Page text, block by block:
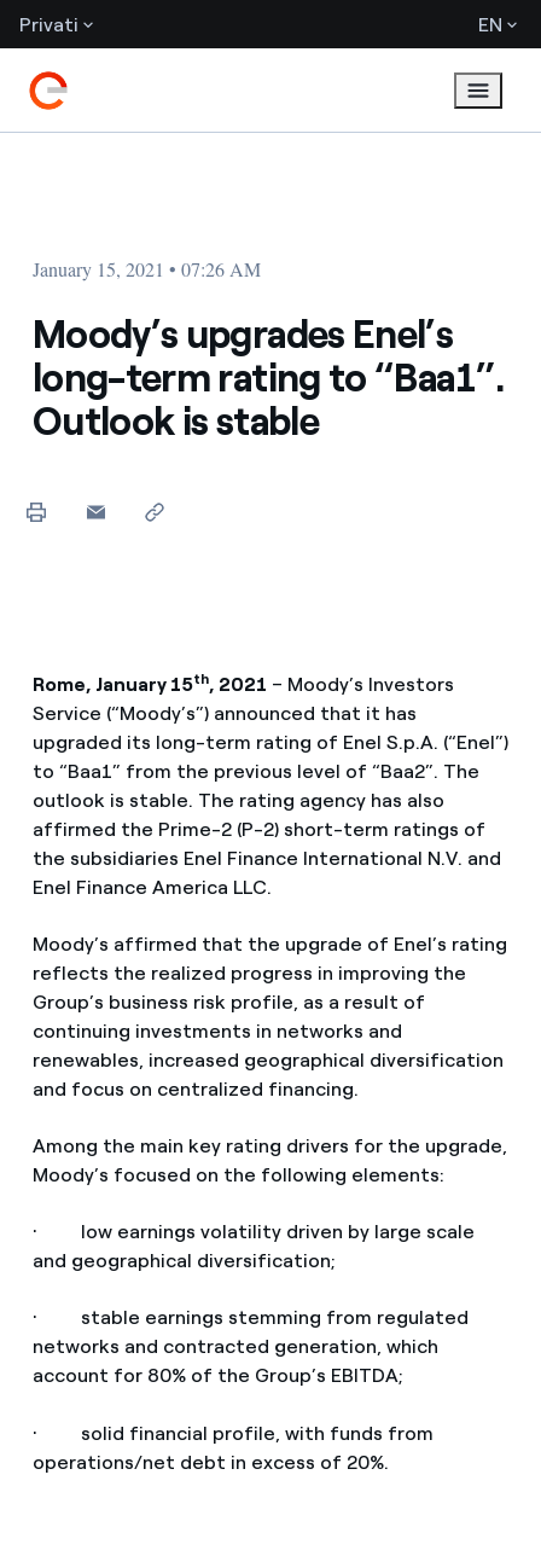
Privati EN
January 15, 2021 • 07:26 AM
Moody’s upgrades Enel’s
long-term rating to “Baa1”.
Outlook is stable
Rome, January 15th, 2021 – Moody’s Investors
Service (“Moody’s”) announced that it has
upgraded its long-term rating of Enel S.p.A. (“Enel”)
to “Baa1” from the previous level of “Baa2”. The
outlook is stable. The rating agency has also
affirmed the Prime-2 (P-2) short-term ratings of
the subsidiaries Enel Finance International N.V. and
Enel Finance America LLC.
Moody’s affirmed that the upgrade of Enel’s rating
reflects the realized progress in improving the
Group’s business risk profile, as a result of
continuing investments in networks and
renewables, increased geographical diversification
and focus on centralized financing.
Among the main key rating drivers for the upgrade,
Moody’s focused on the following elements:
· low earnings volatility driven by large scale
and geographical diversification;
· stable earnings stemming from regulated
networks and contracted generation, which
account for 80% of the Group’s EBITDA;
· solid financial profile, with funds from
operations/net debt in excess of 20%.